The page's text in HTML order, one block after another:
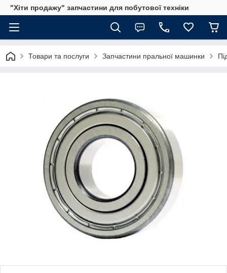
"Хіти продажу" запчастини для побутової техніки
Товари та послуги Запчастини пральної машинки